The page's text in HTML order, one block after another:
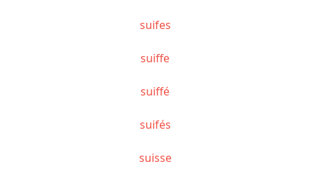
suifes
suiffe
suiffé
suifés
suisse